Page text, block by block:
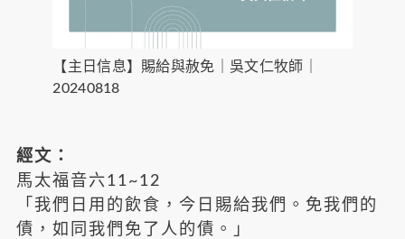
【主日信息】賜給與赦免｜吳文仁牧師｜
20240818
經文：
馬太福音六11~12
「我們日用的飲食，今日賜給我們。免我們的
債，如同我們免了人的債。」